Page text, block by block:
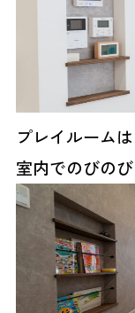
プレイルーム
室内でのびの